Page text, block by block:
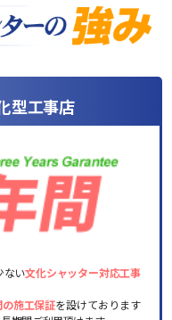
型工事店
ない文化シャッター対応工事
施工保証を設けております